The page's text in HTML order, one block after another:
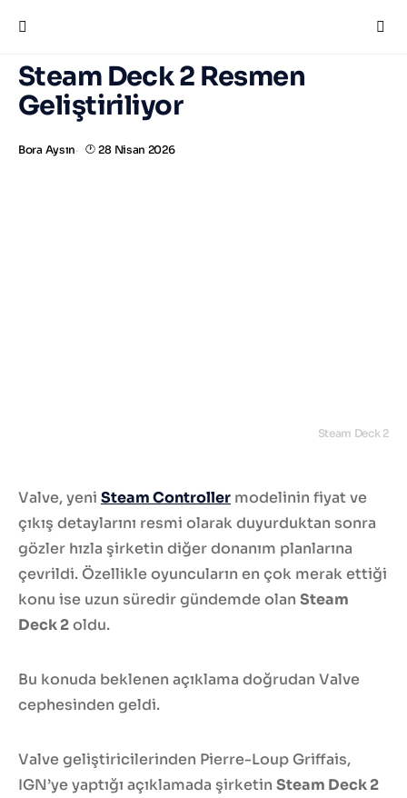
Steam Deck 2 Resmen
Geliştiriliyor
Bora Aysın 28 Nisan 2026
Steam Deck 2
Valve, yeni Steam Controller modelinin fiyat ve
çıkış detaylarını resmi olarak duyurduktan sonra
gözler hızla şirketin diğer donanım planlarına
çevrildi. Özellikle oyuncuların en çok merak ettiği
konu ise uzun süredir gündemde olan Steam
Deck 2oldu.
Bu konuda beklenen açıklama doğrudan Valve
cephesinden geldi.
Valve geliştiricilerinden Pierre-Loup Griffais,
IGN’ye yaptığı açıklamada şirketin Steam Deck 2